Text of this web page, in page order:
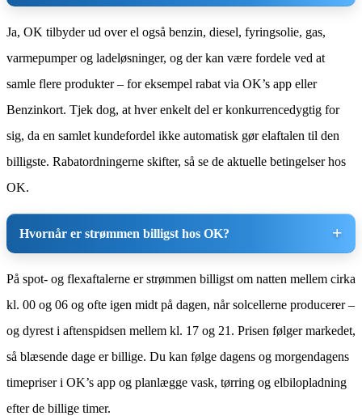
Ja, OK tilbyder ud over el også benzin, diesel, fyringsolie, gas,
varmepumper og ladeløsninger, og der kan være fordele ved at
samle flere produkter – for eksempel rabat via OK’s app eller
Benzinkort. Tjek dog, at hver enkelt del er konkurrencedygtig for
sig, da en samlet kundefordel ikke automatisk gør elaftalen til den
billigste. Rabatordningerne skifter, så se de aktuelle betingelser hos
OK.
Hvornår er strømmen billigst hos OK?
På spot- og flexaftalerne er strømmen billigst om natten mellem cirka
kl. 00 og 06 og ofte igen midt på dagen, når solcellerne producerer –
og dyrest i aftenspidsen mellem kl. 17 og 21. Prisen følger markedet,
så blæsende dage er billige. Du kan følge dagens og morgendagens
timepriser i OK’s app og planlægge vask, tørring og elbilopladning
efter de billige timer.